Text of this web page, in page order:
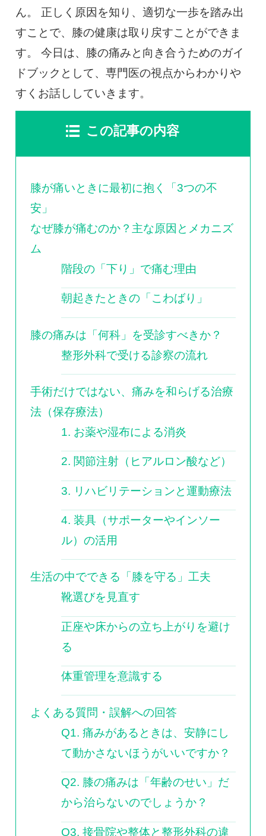
ん。 正しく原因を知り、適切な一歩を踏み出
すことで、膝の健康は取り戻すことができま
す。 今日は、膝の痛みと向き合うためのガイ
ドブックとして、専門医の視点からわかりや
すくお話ししていきます。
この記事の内容
膝が痛いときに最初に抱く「3つの不
安」
なぜ膝が痛むのか？主な原因とメカニズ
ム
階段の「下り」で痛む理由
朝起きたときの「こわばり」
膝の痛みは「何科」を受診すべきか？
整形外科で受ける診察の流れ
手術だけではない、痛みを和らげる治療
法（保存療法）
1. お薬や湿布による消炎
2. 関節注射（ヒアルロン酸など）
3. リハビリテーションと運動療法
4. 装具（サポーターやインソー
ル）の活用
生活の中でできる「膝を守る」工夫
靴選びを見直す
正座や床からの立ち上がりを避け
る
体重管理を意識する
よくある質問・誤解への回答
Q1. 痛みがあるときは、安静にし
て動かさないほうがいいですか？
Q2. 膝の痛みは「年齢のせい」だ
から治らないのでしょうか？
Q3. 接骨院や整体と整形外科の違